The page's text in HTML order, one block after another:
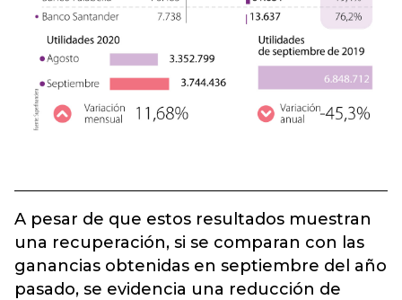
A pesar de que estos resultados muestran
una recuperación, si se comparan con las
ganancias obtenidas en septiembre del año
pasado, se evidencia una reducción de